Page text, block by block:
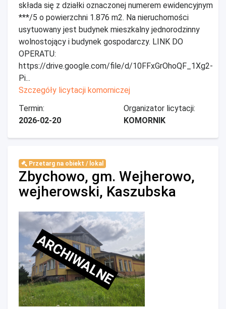
składa się z działki oznaczonej numerem ewidencyjnym
***/5 o powierzchni 1.876 m2. Na nieruchomości
usytuowany jest budynek mieszkalny jednorodzinny
wolnostojący i budynek gospodarczy. LINK DO
OPERATU:
https://drive.google.com/file/d/10FFxGrOhoQF_1Xg2-
Pi...
Szczegóły licytacji komorniczej
Termin:
2026-02-20
Organizator licytacji:
KOMORNIK
Przetarg na obiekt / lokal
Zbychowo, gm. Wejherowo,
wejherowski, Kaszubska
ARCHIWALNE